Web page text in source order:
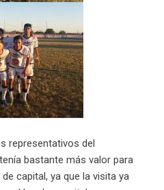
representativos del
bastante más valor para
capital, ya que la visita ya